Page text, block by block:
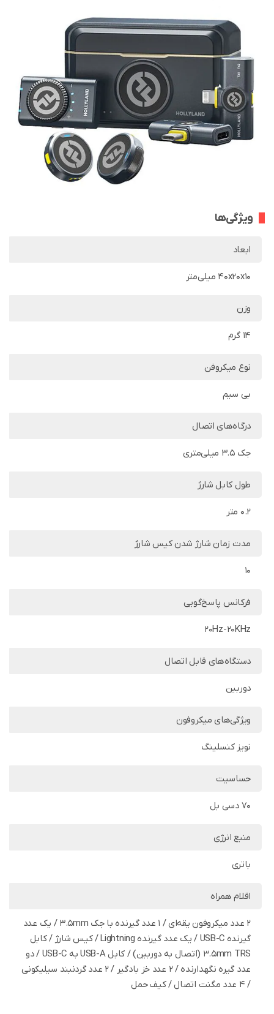
ویژگی‌ها
ابعاد
40x20x10 میلی‌متر
وزن
14 گرم
نوع میکروفن
بی سیم
درگاه‌های اتصال
جک 3.5 میلی‌متری
طول کابل شارژ
0.2 متر
مدت زمان شارژ شدن کیس شارژ
10
فرکانس پاسخ‌گویی
20Hz-20KHz
دستگاه‌های قابل اتصال
دوربین
ویژگی‌های میکروفون
نویز کنسلینگ
حساسیت
70 دسی بل
منبع انرژی
باتری
اقلام همراه
2 عدد میکروفون یقه‌ای / 1 عدد گیرنده با جک 3.5mm / یک عدد
گیرنده USB-C / یک عدد گیرنده Lightning / کیس شارژ / کابل
3.5mm TRS (اتصال به دوربین) / کابل USB-A به USB-C / دو
عدد گیره نگهدارنده / 2 عدد خز بادگیر / 2 عدد گردنبند سیلیکونی
/ 4 عدد مگنت اتصال / کیف حمل